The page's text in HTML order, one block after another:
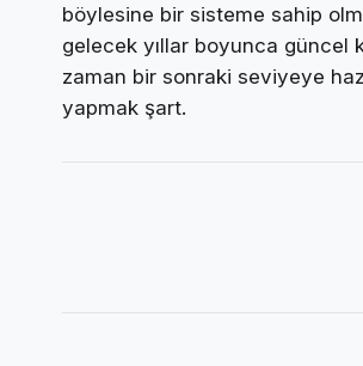
böylesine bir sisteme sahip
gelecek yıllar boyunca güncel
zaman bir sonraki seviyeye
yapmak şart.